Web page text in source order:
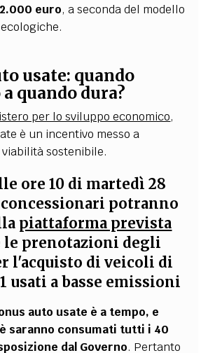
euro, a seconda del modello
usate: quando
quando dura?
per lo sviluppo economico,
è un incentivo messo a
sostenibile.
ore 10 di martedì 28
potranno
piattaforma prevista
prenotazioni degli
l'acquisto di veicoli di
usati a basse emissioni
auto usate è a tempo, e
saranno consumati tutti i 40
dal Governo. Pertanto